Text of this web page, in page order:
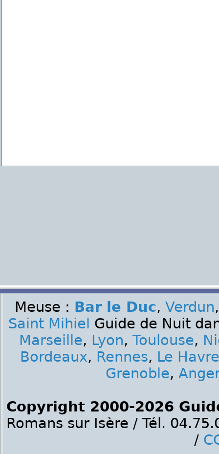
Meuse : Bar le Duc, Verdun
Saint Mihiel Guide de Nuit
Marseille, Lyon, Toulouse,
Bordeaux, Rennes, Le Havre
Grenoble,
Copyright 2000-2026
Romans sur Isère / Tél.
/